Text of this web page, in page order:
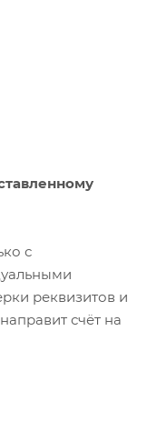
с
реквизитов и
счёт на